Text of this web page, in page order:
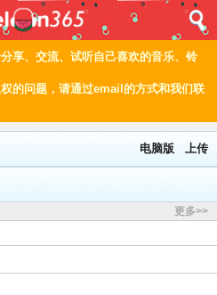
享、交流、试听自己喜欢的音乐、铃
的问题，请通过email的方式和我们联
电脑版 上传
更多>>